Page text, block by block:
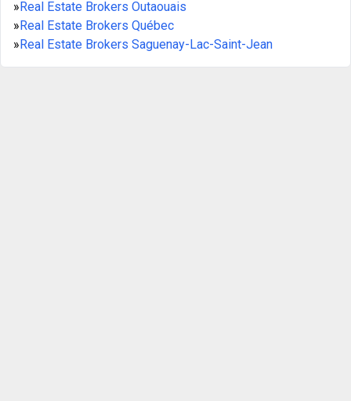
»Real Estate Brokers Outaouais
»Real Estate Brokers Québec
»Real Estate Brokers Saguenay-Lac-Saint-Jean